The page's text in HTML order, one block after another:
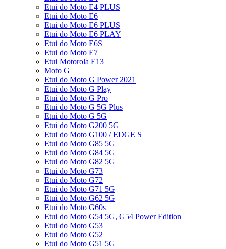
Etui do Moto E4 PLUS
Etui do Moto E6
Etui do Moto E6 PLUS
Etui do Moto E6 PLAY
Etui do Moto E6S
Etui do Moto E7
Etui Motorola E13
Moto G
Etui do Moto G Power 2021
Etui do Moto G Play
Etui do Moto G Pro
Etui do Moto G 5G Plus
Etui do Moto G 5G
Etui do Moto G200 5G
Etui do Moto G100 / EDGE S
Etui do Moto G85 5G
Etui do Moto G84 5G
Etui do Moto G82 5G
Etui do Moto G73
Etui do Moto G72
Etui do Moto G71 5G
Etui do Moto G62 5G
Etui do Moto G60s
Etui do Moto G54 5G, G54 Power Edition
Etui do Moto G53
Etui do Moto G52
Etui do Moto G51 5G